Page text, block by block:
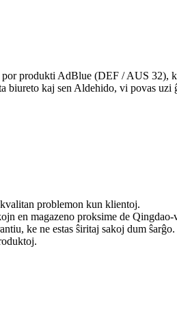
por produkti AdBlue (DEF / AUS 32),
biureto kaj sen Aldehido, vi povas
problemon kun klientoj.
en magazeno proksime de
ke ne estas ŝiritaj sakoj dum ŝarĝo.